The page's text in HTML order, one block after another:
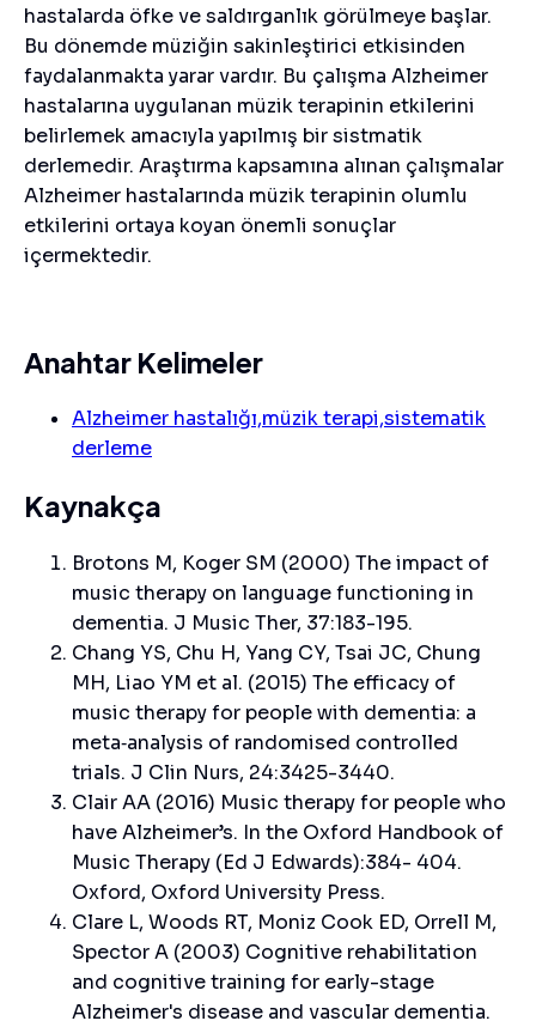
hastalarda öfke ve saldırganlık görülmeye başlar.
Bu dönemde müziğin sakinleştirici etkisinden
faydalanmakta yarar vardır. Bu çalışma Alzheimer
hastalarına uygulanan müzik terapinin etkilerini
belirlemek amacıyla yapılmış bir sistmatik
derlemedir. Araştırma kapsamına alınan çalışmalar
Alzheimer hastalarında müzik terapinin olumlu
etkilerini ortaya koyan önemli sonuçlar
içermektedir.
Anahtar Kelimeler
Alzheimer hastalığı,müzik terapi,sistematik
derleme
Kaynakça
Brotons M, Koger SM (2000) The impact of
music therapy on language functioning in
dementia. J Music Ther, 37:183-195.
Chang YS, Chu H, Yang CY, Tsai JC, Chung
MH, Liao YM et al. (2015) The efficacy of
music therapy for people with dementia: a
meta‐analysis of randomised controlled
trials. J Clin Nurs, 24:3425-3440.
Clair AA (2016) Music therapy for people who
have Alzheimer’s. In the Oxford Handbook of
Music Therapy (Ed J Edwards):384- 404.
Oxford, Oxford University Press.
Clare L, Woods RT, Moniz Cook ED, Orrell M,
Spector A (2003) Cognitive rehabilitation
and cognitive training for early-stage
Alzheimer's disease and vascular dementia.